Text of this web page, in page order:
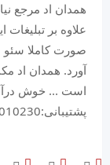
همدان اد مرجع
علاوه بر
صورت کاملا
آورد. همدان اد
است ... خوش
پشتیبانی:91010230-081